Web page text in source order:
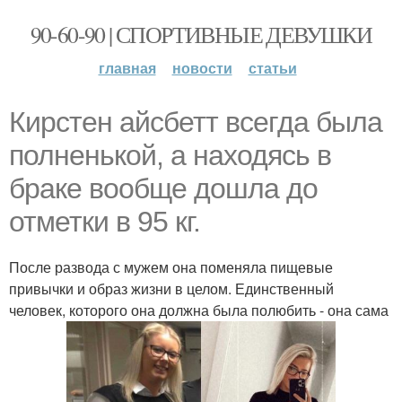
90-60-90 | СПОРТИВНЫЕ ДЕВУШКИ
главная новости статьи
Кирстен айсбетт всегда была
полненькой, а находясь в
браке вообще дошла до
отметки в 95 кг.
После развода с мужем она поменяла пищевые
привычки и образ жизни в целом. Единственный
человек, которого она должна была полюбить - она сама